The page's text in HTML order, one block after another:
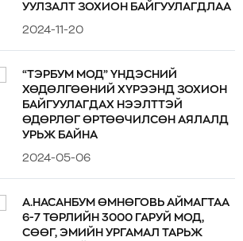
УУЛЗАЛТ ЗОХИОН БАЙГУУЛАГДЛАА
2024-11-20
“ТЭРБУМ МОД” ҮНДЭСНИЙ
ХӨДӨЛГӨӨНИЙ ХҮРЭЭНД ЗОХИОН
БАЙГУУЛАГДАХ НЭЭЛТТЭЙ
ӨДӨРЛӨГ ӨРТӨӨЧИЛСӨН АЯЛАЛД
УРЬЖ БАЙНА
2024-05-06
А.НАСАНБУМ ӨМНӨГОВЬ АЙМАГТАА
6-7 ТӨРЛИЙН 3000 ГАРУЙ МОД,
СӨӨГ, ЭМИЙН УРГАМАЛ ТАРЬЖ